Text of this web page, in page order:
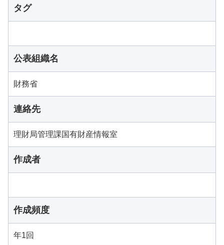
タグ
公表組織名
財務省
連絡先
理財局管理課国有財産情報室
作成者
作成頻度
年1回